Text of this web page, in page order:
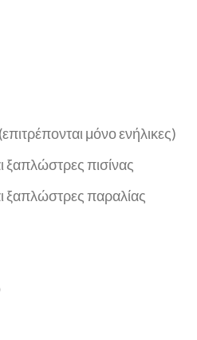
μόνο ενήλικες)
πισίνας
ξαπλώστρες παραλίας